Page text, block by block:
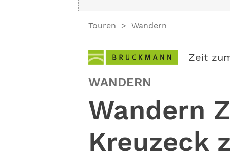
Touren Wandern
Zeit
WANDERN
Wandern
Kreuzeck